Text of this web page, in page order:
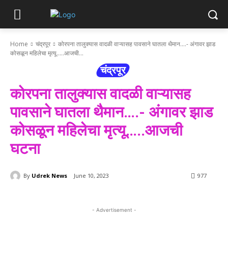
Home चंद्रपूर
कोरपना तालुक्यास वादळी वाऱ्यासह पावसाने घातला थैमान....- अंगावर झाड
कोसळून महिलेचा मृत्यू.....आजची...
चंद्रपूर
कोरपना तालुक्यास वादळी वाऱ्यासह
पावसाने घातला थैमान….- अंगावर झाड
कोसळून महिलेचा मृत्यू…..आजची
घटना
By Udrek News June 10, 2023 977
- Advertisement -